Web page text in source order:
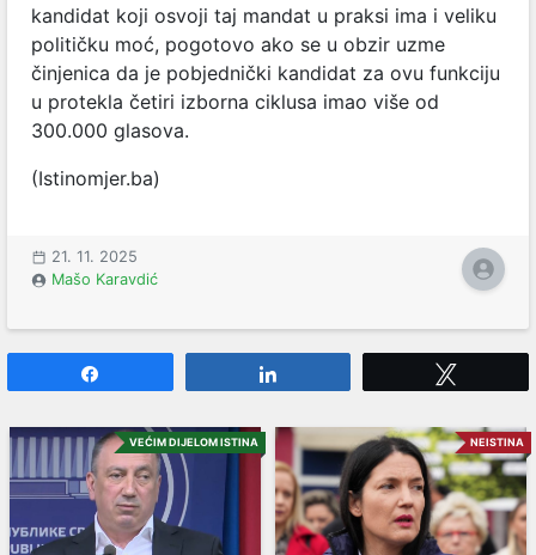
kandidat koji osvoji taj mandat u praksi ima i veliku
političku moć, pogotovo ako se u obzir uzme
činjenica da je pobjednički kandidat za ovu funkciju
u protekla četiri izborna ciklusa imao više od
300.000 glasova.
(Istinomjer.ba)
21. 11. 2025
Mašo Karavdić
VEĆIM DIJELOM ISTINA NEISTINA